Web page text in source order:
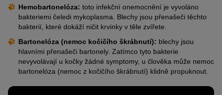
Hemobartonelóza: toto infekční onemocnění je vyvoláno
bakteriemi čeledi mykoplasma. Blechy jsou přenašeči těchto
bakterií, které dokáží ničit krvinky v těle zvířete.
Bartonelóza (nemoc kočičího škrábnutí): blechy jsou
hlavními přenašeči bartonely. Zatímco tyto bakterie
nevyvolávají u kočky žádné symptomy, u člověka může nemoc
bartonelóza (nemoc z kočičího škrábnutí) klidně propuknout.